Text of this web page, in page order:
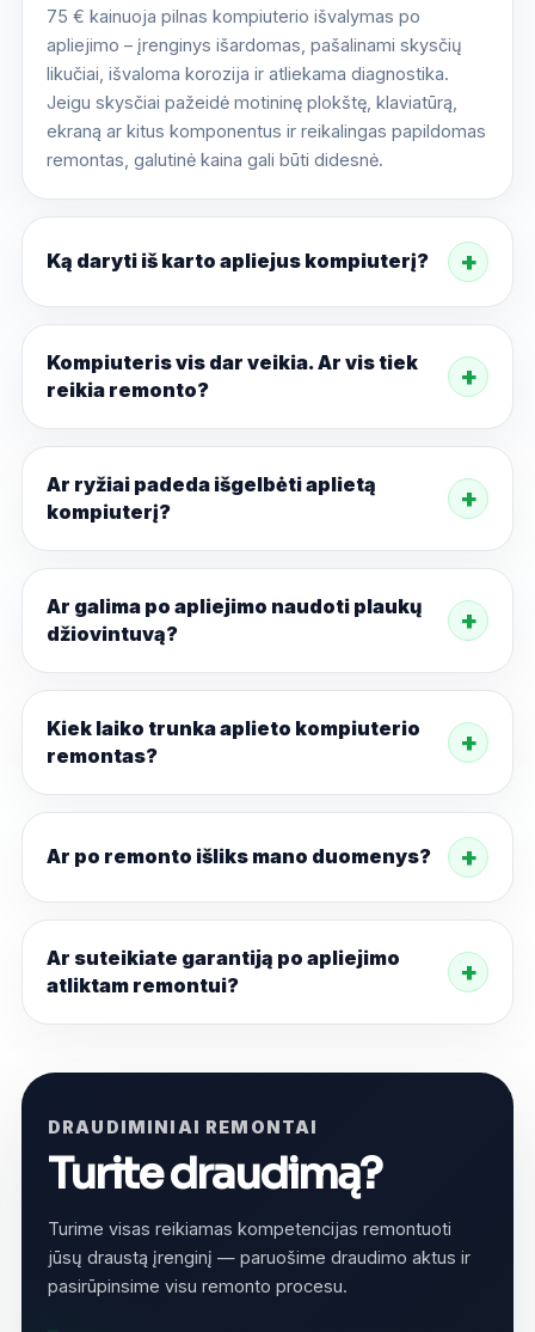
75 € kainuoja pilnas kompiuterio išvalymas po
apliejimo – įrenginys išardomas, pašalinami skysčių
likučiai, išvaloma korozija ir atliekama diagnostika.
Jeigu skysčiai pažeidė motininę plokštę, klaviatūrą,
ekraną ar kitus komponentus ir reikalingas papildomas
remontas, galutinė kaina gali būti didesnė.
Ką daryti iš karto apliejus kompiuterį?
Kompiuteris vis dar veikia. Ar vis tiek
reikia remonto?
Ar ryžiai padeda išgelbėti aplietą
kompiuterį?
Ar galima po apliejimo naudoti plaukų
džiovintuvą?
Kiek laiko trunka aplieto kompiuterio
remontas?
Ar po remonto išliks mano duomenys?
Ar suteikiate garantiją po apliejimo
atliktam remontui?
DRAUDIMINIAI REMONTAI
Turite draudimą?
Turime visas reikiamas kompetencijas remontuoti
jūsų draustą įrenginį — paruošime draudimo aktus ir
pasirūpinsime visu remonto procesu.